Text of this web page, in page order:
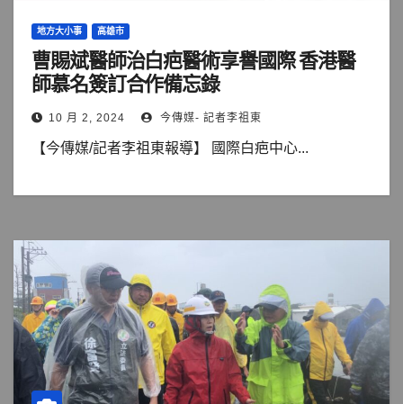
地方大小事 高雄市
曹賜斌醫師治白疤醫術享譽國際 香港醫
師慕名簽訂合作備忘錄
10 月 2, 2024 今傳媒- 記者李祖東
【今傳媒/記者李祖東報導】 國際白疤中心...